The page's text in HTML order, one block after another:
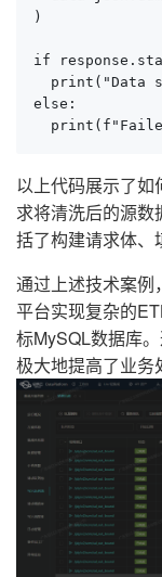
)
if
print("Data
else:
以上代码展示了
求将清洗后的源
括了构建请求体、
通过上述技术案例
平台实现复杂的
标MySQL数据库
极大地提高了业务